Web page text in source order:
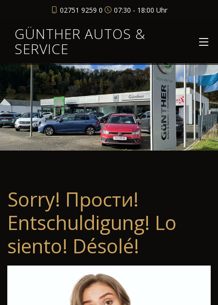
02751 9259 0 07:30 - 18:00 Uhr
GÜNTHER AUTOS &
SERVICE
Sorry! Прости!
Entschuldigung! Lo
siento! Désolé!